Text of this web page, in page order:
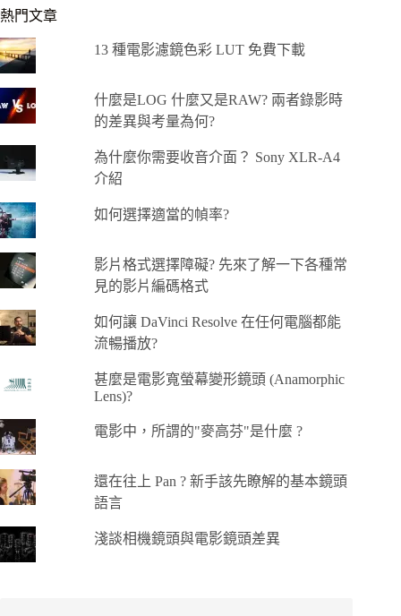
熱門文章
13 種電影濾鏡色彩 LUT 免費下載
什麼是LOG 什麼又是RAW? 兩者錄影時
的差異與考量為何?
為什麼你需要收音介面？ Sony XLR-A4
介紹
如何選擇適當的幀率?
影片格式選擇障礙? 先來了解一下各種常
見的影片編碼格式
如何讓 DaVinci Resolve 在任何電腦都能
流暢播放?
甚麼是電影寬螢幕變形鏡頭 (Anamorphic
Lens)?
電影中，所謂的"麥高芬"是什麼 ?
還在往上 Pan ? 新手該先瞭解的基本鏡頭
語言
淺談相機鏡頭與電影鏡頭差異